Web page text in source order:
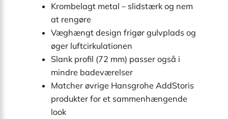
Krombelagt metal – slidstærk og nem
at rengøre
Væghængt design frigør gulvplads og
øger luftcirkulationen
Slank profil (72 mm) passer også i
mindre badeværelser
Matcher øvrige Hansgrohe AddStoris
produkter for et sammenhængende
look